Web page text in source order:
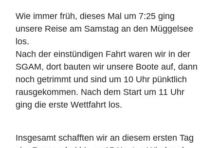
Wie immer früh, dieses Mal um 7:25 ging
unsere Reise am Samstag an den Müggelsee
los.
Nach der einstündigen Fahrt waren wir in der
SGAM, dort bauten wir unsere Boote auf, dann
noch getrimmt und sind um 10 Uhr pünktlich
rausgekommen. Nach dem Start um 11 Uhr
ging die erste Wettfahrt los.
Insgesamt schafften wir an diesem ersten Tag